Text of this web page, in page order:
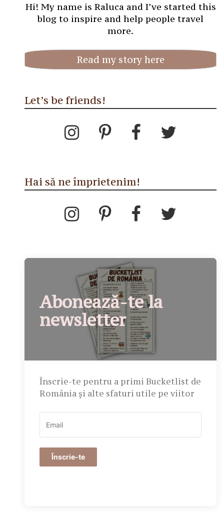
Hi! My name is Raluca and I’ve started this
blog to inspire and help people travel
more.
Read my story here
Let’s be friends!
Hai să ne împrietenim!
Abonează-te la
newsletter
Înscrie-te pentru a primi Bucketlist de
România și alte sfaturi utile pe viitor
Înscrie-te